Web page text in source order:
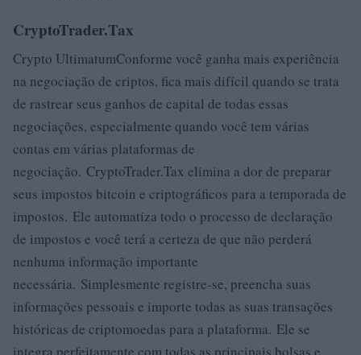
CryptoTrader.Tax
Crypto UltimatumConforme você ganha mais experiência
na negociação de criptos, fica mais difícil quando se trata
de rastrear seus ganhos de capital de todas essas
negociações, especialmente quando você tem várias
contas em várias plataformas de
negociação. CryptoTrader.Tax elimina a dor de preparar
seus impostos bitcoin e criptográficos para a temporada de
impostos. Ele automatiza todo o processo de declaração
de impostos e você terá a certeza de que não perderá
nenhuma informação importante
necessária. Simplesmente registre-se, preencha suas
informações pessoais e importe todas as suas transações
históricas de criptomoedas para a plataforma. Ele se